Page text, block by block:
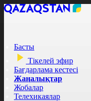
Басты
Тікелей эфир
Бағдарлама кестесі
Жаңалықтар
Жобалар
Телехикаялар